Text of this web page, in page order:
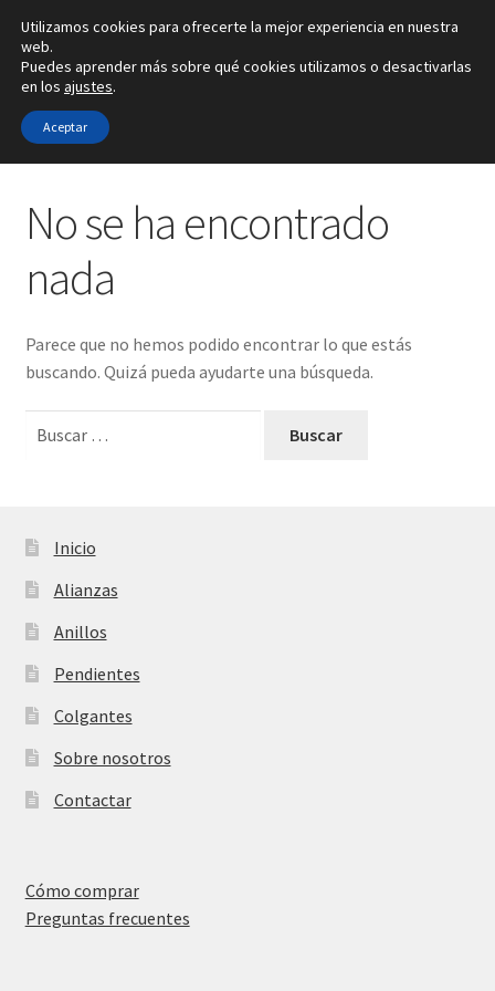
Ir
a
la
navegación
Ir
al
contenido
Inicio
Anillos
Colgantes
Sobre nosotros
Inicio Noticias
No se ha encontrado
nada
Parece que no hemos podido encontrar lo que estás
buscando. Quizá pueda ayudarte una búsqueda.
Inicio
Alianzas
Anillos
Pendientes
Colgantes
Sobre nosotros
Contactar
Cómo comprar
Preguntas frecuentes
Utilizamos cookies para ofrecerte la mejor experiencia en nuestra
web.
Puedes aprender más sobre qué cookies utilizamos o desactivarlas
en los ajustes.
Aceptar